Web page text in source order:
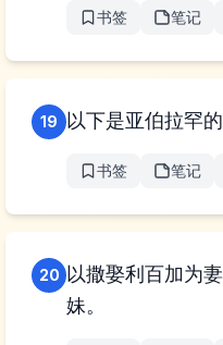
书签 笔记
19 以下是亚伯拉罕
书签 笔记
20 以撒娶利百加为
妹。